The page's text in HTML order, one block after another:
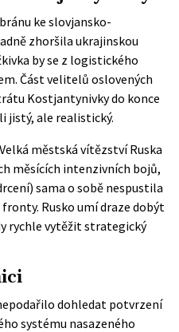
ke slovjansko-
zhoršila ukrajinskou
by se z logistického
Část velitelů oslovených
Kostjantynivky do konce
jistý, ale realistický.
městská vítězství Ruska
měsících intenzivních bojů,
sama o sobě nespustila
Rusko umí draze dobýt
rychle vytěžit strategický
dohledat potvrzení
systému nasazeného